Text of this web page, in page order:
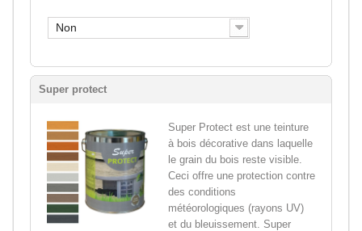
Non
Super protect
Super Protect est une teinture
à bois décorative dans laquelle
le grain du bois reste visible.
Ceci offre une protection contre
des conditions
météorologiques (rayons UV)
et du bleuissement. Super